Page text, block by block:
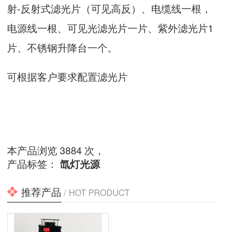
射-反射式滤光片（可见高反）、电缆线一根，
电源线一根、可见光滤光片一片、紫外滤光片1
片、不锈钢升降台一个。
可根据客户要求配置滤光片
本产品浏览 3884 次，
产品标签： 氙灯光源
推荐产品 / HOT PRODUCT